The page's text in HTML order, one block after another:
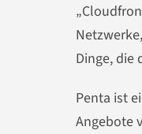
Dinge, die
Penta ist
Angebote